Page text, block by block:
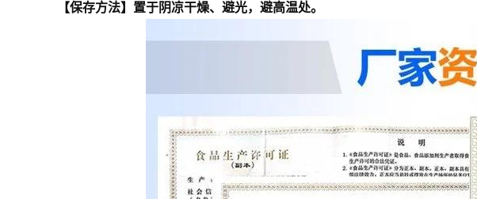
【保存方法】置于阴凉干燥、避光，避高温处。